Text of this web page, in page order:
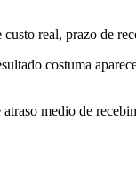
real, prazo de
costuma
medio de